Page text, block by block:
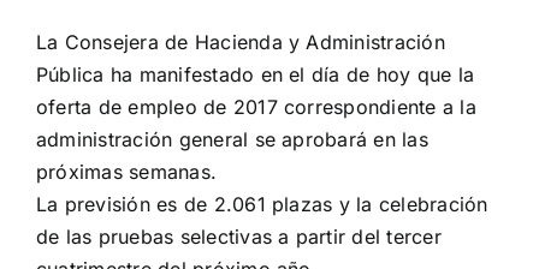
La Consejera de Hacienda y Administración
Pública ha manifestado en el día de hoy que la
oferta de empleo de 2017 correspondiente a la
administración general se aprobará en las
próximas semanas.
La previsión es de 2.061 plazas y la celebración
de las pruebas selectivas a partir del tercer